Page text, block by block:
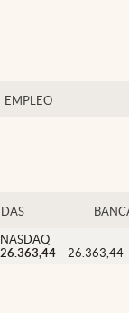
EMPLEO
NASDAQ
26.363,44
26.363,44